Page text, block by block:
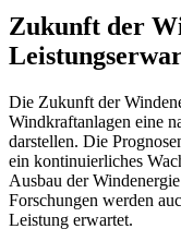
Zukunft der
Die Zukunft der
Windkraftanlagen eine
darstellen. Die
ein kontinuierliches
Ausbau der
Forschungen werden
Leistung erwartet.